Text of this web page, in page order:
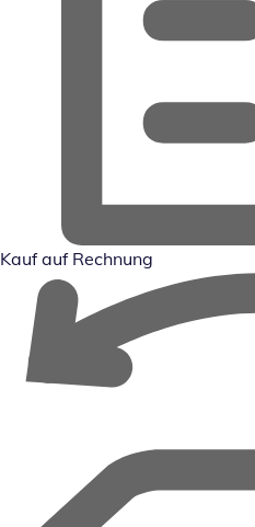
Kauf auf Rechnung